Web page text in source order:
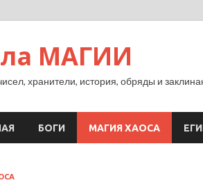
МАГИИ
хранители, история, обряды и
БОГИ МАГИЯ ХАОСА